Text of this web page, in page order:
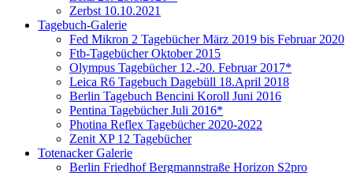
Zerbst 10.10.2021
Tagebuch-Galerie
Fed Mikron 2 Tagebücher März 2019 bis Februar 2020
Ftb-Tagebücher Oktober 2015
Olympus Tagebücher 12.-20. Februar 2017*
Leica R6 Tagebuch Dagebüll 18.April 2018
Berlin Tagebuch Bencini Koroll Juni 2016
Pentina Tagebücher Juli 2016*
Photina Reflex Tagebücher 2020-2022
Zenit XP 12 Tagebücher
Totenacker Galerie
Berlin Friedhof Bergmannstraße Horizon S2pro